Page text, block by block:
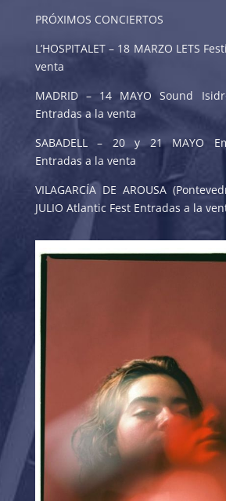
PRÓXIMOS CONCIERTOS
L’HOSPITALET – 18 MARZO LETS
venta
MADRID – 14 MAYO Sound
Entradas a la venta
SABADELL – 20 y 21 MAYO
Entradas a la venta
VILAGARCÍA DE AROUSA
JULIO Atlantic Fest Entradas a la